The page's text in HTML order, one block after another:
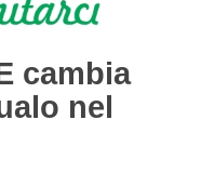
cambia
nel